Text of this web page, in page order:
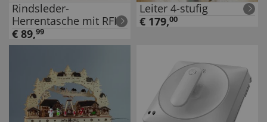
Rindsleder-
Herrentasche mit RFID
€ 89,99
Leiter 4-stufig
€ 179,00